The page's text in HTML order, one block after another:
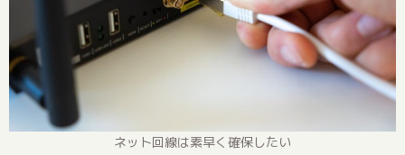
ネット回線は素早く確保したい